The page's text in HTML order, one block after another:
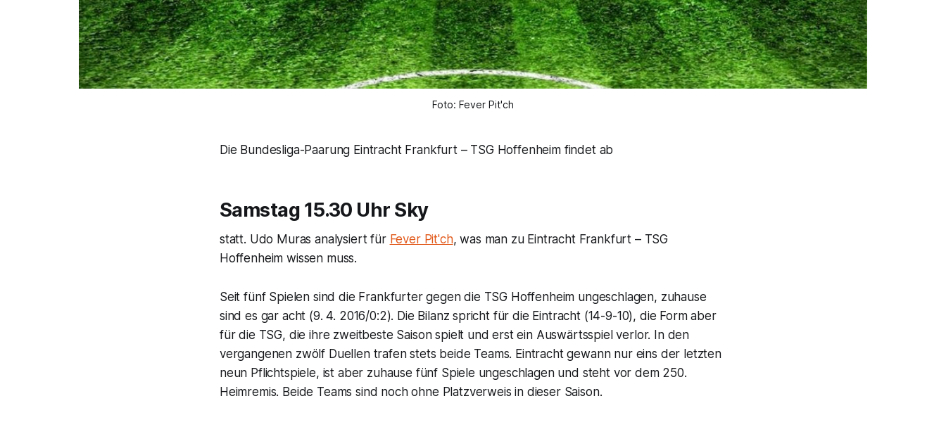
Foto: Fever Pit'ch
Die Bundesliga-Paarung Eintracht Frankfurt – TSG Hoffenheim findet ab
Samstag 15.30 Uhr Sky
statt. Udo Muras analysiert für Fever Pit'ch, was man zu Eintracht Frankfurt – TSG
Hoffenheim wissen muss.
Seit fünf Spielen sind die Frankfurter gegen die TSG Hoffenheim ungeschlagen, zuhause
sind es gar acht (9. 4. 2016/0:2). Die Bilanz spricht für die Eintracht (14-9-10), die Form aber
für die TSG, die ihre zweitbeste Saison spielt und erst ein Auswärtsspiel verlor. In den
vergangenen zwölf Duellen trafen stets beide Teams. Eintracht gewann nur eins der letzten
neun Pflichtspiele, ist aber zuhause fünf Spiele ungeschlagen und steht vor dem 250.
Heimremis. Beide Teams sind noch ohne Platzverweis in dieser Saison.